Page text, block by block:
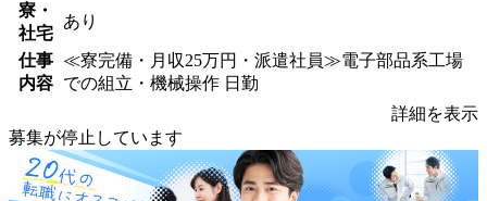
寮・
社宅
あり
仕事
内容
≪寮完備・月収25万円・派遣社員≫電子部品系工場
での組立・機械操作 日勤
詳細を表示
募集が停止しています